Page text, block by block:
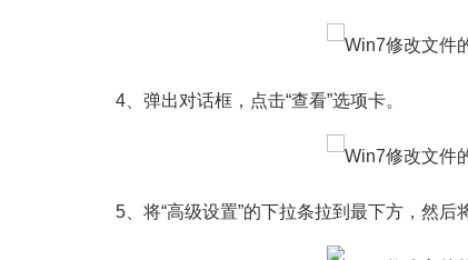
4、弹出对话框，点击“查看”选项卡。
5、将“高级设置”的下拉条拉到最下方，然后